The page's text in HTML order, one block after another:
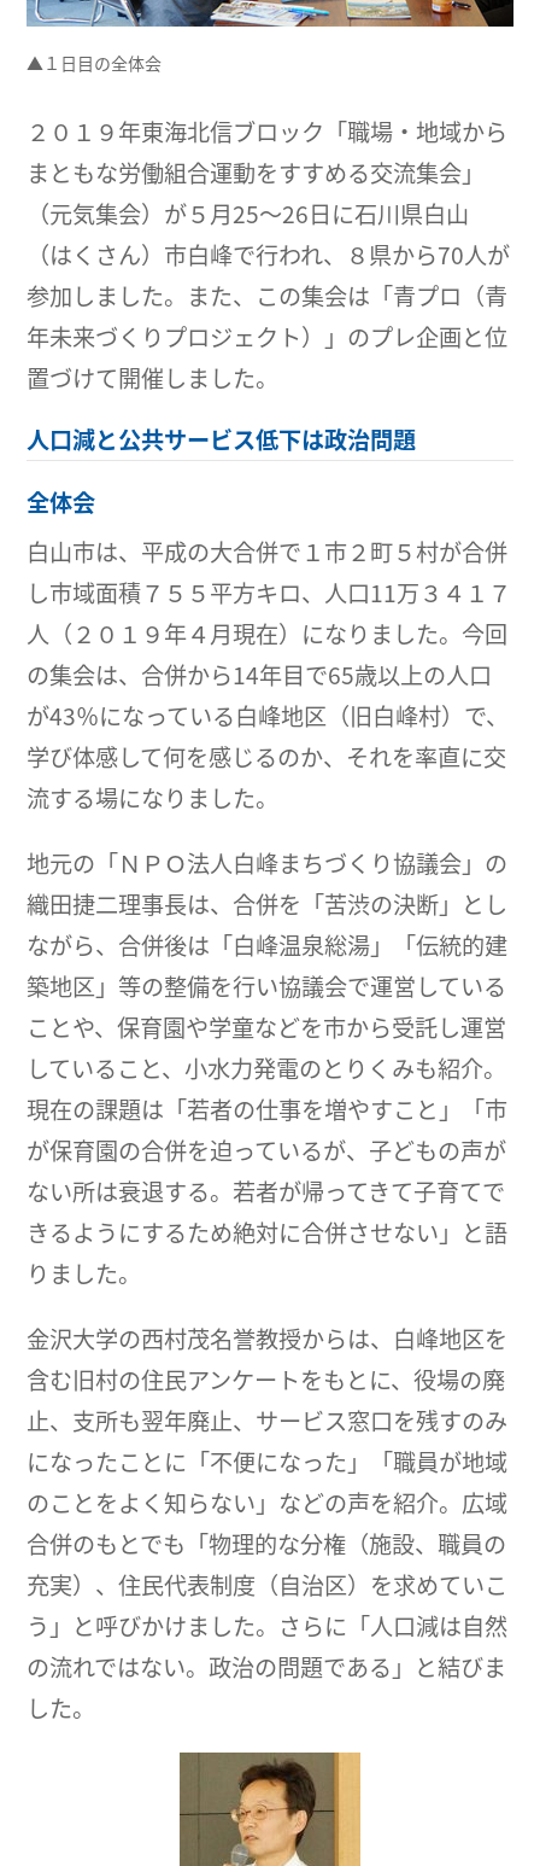
▲１日目の全体会
２０１９年東海北信ブロック「職場・地域から
まともな労働組合運動をすすめる交流集会」
（元気集会）が５月25～26日に石川県白山
（はくさん）市白峰で行われ、８県から70人が
参加しました。また、この集会は「青プロ（青
年未来づくりプロジェクト）」のプレ企画と位
置づけて開催しました。
人口減と公共サービス低下は政治問題
全体会
白山市は、平成の大合併で１市２町５村が合併
し市域面積７５５平方キロ、人口11万３４１７
人（２０１９年４月現在）になりました。今回
の集会は、合併から14年目で65歳以上の人口
が43％になっている白峰地区（旧白峰村）で、
学び体感して何を感じるのか、それを率直に交
流する場になりました。
地元の「ＮＰＯ法人白峰まちづくり協議会」の
織田捷二理事長は、合併を「苦渋の決断」とし
ながら、合併後は「白峰温泉総湯」「伝統的建
築地区」等の整備を行い協議会で運営している
ことや、保育園や学童などを市から受託し運営
していること、小水力発電のとりくみも紹介。
現在の課題は「若者の仕事を増やすこと」「市
が保育園の合併を迫っているが、子どもの声が
ない所は衰退する。若者が帰ってきて子育てで
きるようにするため絶対に合併させない」と語
りました。
金沢大学の西村茂名誉教授からは、白峰地区を
含む旧村の住民アンケートをもとに、役場の廃
止、支所も翌年廃止、サービス窓口を残すのみ
になったことに「不便になった」「職員が地域
のことをよく知らない」などの声を紹介。広域
合併のもとでも「物理的な分権（施設、職員の
充実）、住民代表制度（自治区）を求めていこ
う」と呼びかけました。さらに「人口減は自然
の流れではない。政治の問題である」と結びま
した。